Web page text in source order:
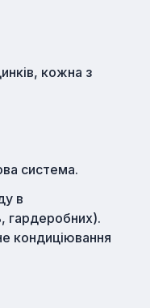
кожна з
система.
в
гардеробних).
кондиціювання